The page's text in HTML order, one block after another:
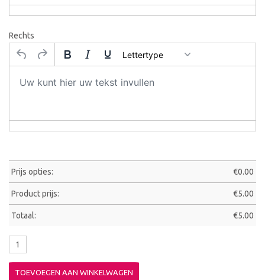
Rechts
Lettertype
Prijs opties: €0.00
Product prijs: €5.00
Totaal: €5.00
TOEVOEGEN AAN WINKELWAGEN